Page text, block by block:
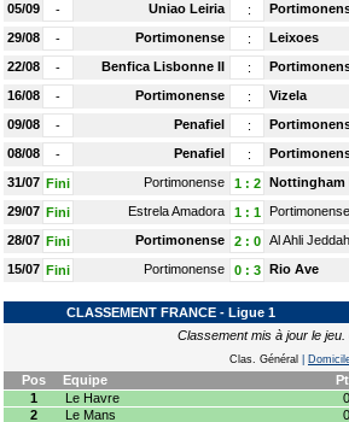
05/09 - Uniao Leiria :
29/08 - Portimonense : Leixoes
22/08 - Benfica Lisbonne II :
16/08 - Portimonense : Vizela
09/08 - Penafiel :
08/08 - Penafiel :
31/07 Fini Portimonense 1: 2 Nottingham
29/07 Fini Estrela Amadora 1: 1 Portimonense
28/07 Fini Portimonense 2: 0 Al Ahli Jeddah
15/07 Fini Portimonense 0: 3 Rio Ave
CLASSEMENT FRANCE - Ligue 1
Classement mis à jour le
Clas. Général
Pos Equipe
1
Le Havre 0
2
Le Mans 0